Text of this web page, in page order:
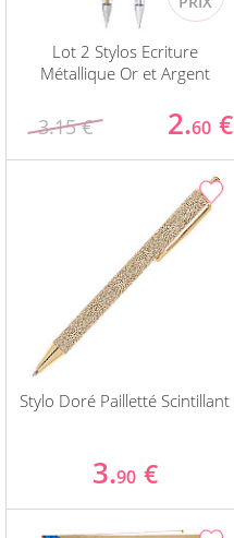
Lot 2 Stylos Ecriture
Métallique Or et Argent
3.15 € 2.60 €
Stylo Doré Pailletté Scintillant
3.90 €